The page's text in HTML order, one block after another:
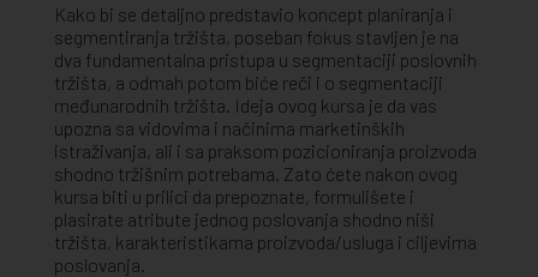
Kako bi se detaljno predstavio koncept planiranja i
segmentiranja tržišta, poseban fokus stavljen je na
dva fundamentalna pristupa u segmentaciji poslovnih
tržišta, a odmah potom biće reči i o segmentaciji
međunarodnih tržišta. Ideja ovog kursa je da vas
upozna sa vidovima i načinima marketinških
istraživanja, ali i sa praksom pozicioniranja proizvoda
shodno tržišnim potrebama. Zato ćete nakon ovog
kursa biti u prilici da prepoznate, formulišete i
plasirate atribute jednog poslovanja shodno niši
tržišta, karakteristikama proizvoda/usluga i ciljevima
poslovanja.